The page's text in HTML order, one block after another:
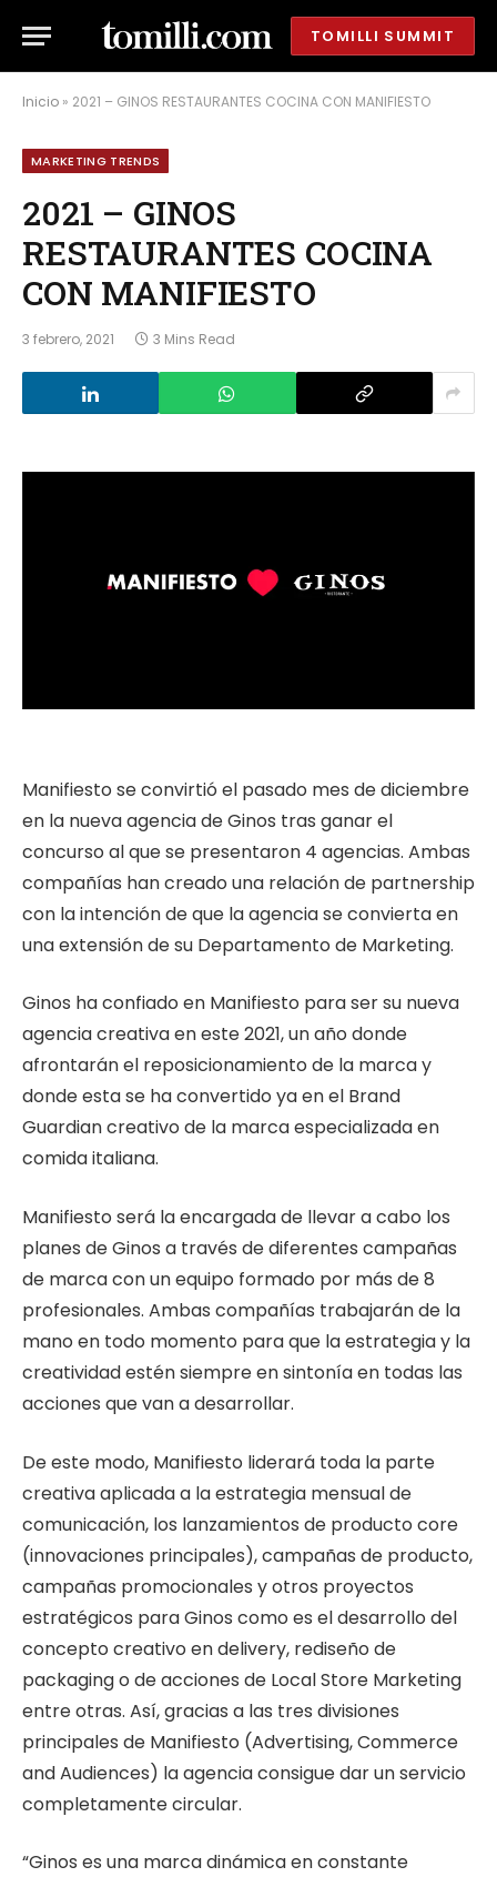
TOMILLI SUMMIT
Inicio » 2021 – GINOS RESTAURANTES COCINA CON MANIFIESTO
MARKETING TRENDS
2021 – GINOS
RESTAURANTES COCINA
CON MANIFIESTO
3 febrero, 2021 3 Mins Read
Manifiesto se convirtió el pasado mes de diciembre
en la nueva agencia de Ginos tras ganar el
concurso al que se presentaron 4 agencias. Ambas
compañías han creado una relación de partnership
con la intención de que la agencia se convierta en
una extensión de su Departamento de Marketing.
Ginos ha confiado en Manifiesto para ser su nueva
agencia creativa en este 2021, un año donde
afrontarán el reposicionamiento de la marca y
donde esta se ha convertido ya en el Brand
Guardian creativo de la marca especializada en
comida italiana.
Manifiesto será la encargada de llevar a cabo los
planes de Ginos a través de diferentes campañas
de marca con un equipo formado por más de 8
profesionales. Ambas compañías trabajarán de la
mano en todo momento para que la estrategia y la
creatividad estén siempre en sintonía en todas las
acciones que van a desarrollar.
De este modo, Manifiesto liderará toda la parte
creativa aplicada a la estrategia mensual de
comunicación, los lanzamientos de producto core
(innovaciones principales), campañas de producto,
campañas promocionales y otros proyectos
estratégicos para Ginos como es el desarrollo del
concepto creativo en delivery, rediseño de
packaging o de acciones de Local Store Marketing
entre otras. Así, gracias a las tres divisiones
principales de Manifiesto (Advertising, Commerce
and Audiences) la agencia consigue dar un servicio
completamente circular.
“Ginos es una marca dinámica en constante